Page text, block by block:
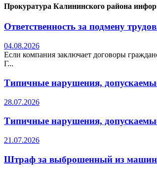
Прокуратура Калининского района
Ответственность за подмену
04.08.2026
Если компания заключает договоры
Г...
Типичные нарушения,
28.07.2026
Типичные нарушения,
21.07.2026
Штраф за выброшенный из